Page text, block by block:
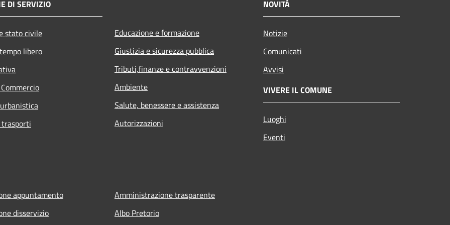
DI SERVIZIO
stato civile
libero
Educazione e formazione
Giustizia e sicurezza pubblica
Tributi,finanze e contravvenzioni
Ambiente
Salute, benessere e assistenza
Autorizzazioni
NOVITÀ
Notizie
Comunicati
Avvisi
VIVERE IL COMUNE
Luoghi
Eventi
appuntamento
disservizio
Amministrazione trasparente
Albo Pretorio